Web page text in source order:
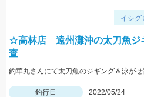
イシグ
☆高林店 遠州灘沖の太刀魚ジ
査
釣行日
2022/05/24